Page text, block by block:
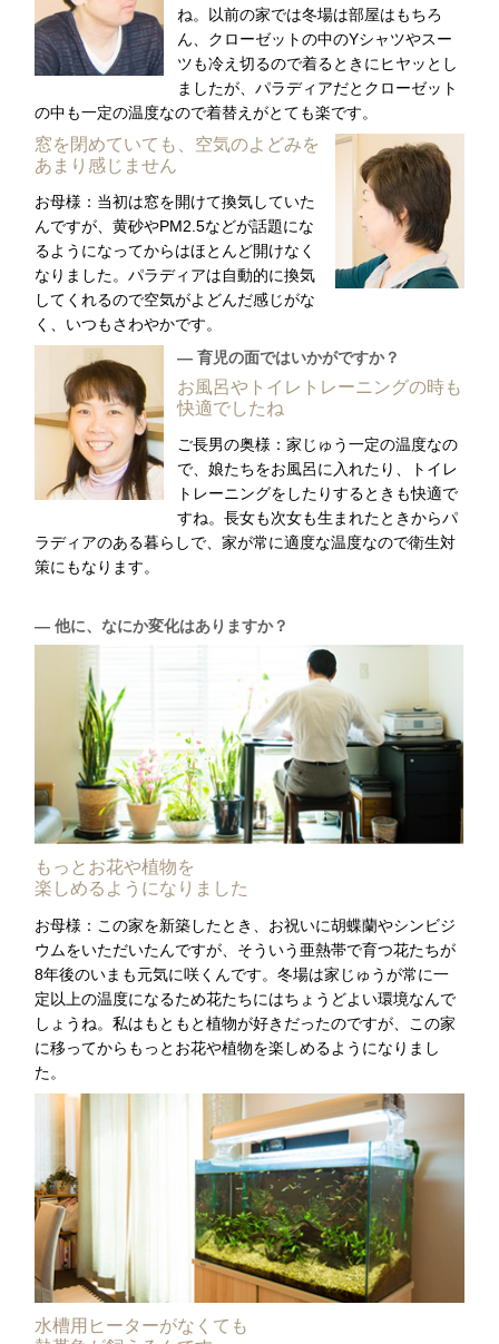
ね。以前の家では冬場は部屋はもちろ
ん、クローゼットの中のYシャツやスー
ツも冷え切るので着るときにヒヤッとし
ましたが、パラディアだとクローゼット
の中も一定の温度なので着替えがとても楽です。
窓を閉めていても、空気のよどみを
あまり感じません
お母様：当初は窓を開けて換気していた
んですが、黄砂やPM2.5などが話題にな
るようになってからはほとんど開けなく
なりました。パラディアは自動的に換気
してくれるので空気がよどんだ感じがな
く、いつもさわやかです。
― 育児の面ではいかがですか？
お風呂やトイレトレーニングの時も
快適でしたね
ご長男の奥様：家じゅう一定の温度なの
で、娘たちをお風呂に入れたり、トイレ
トレーニングをしたりするときも快適で
すね。長女も次女も生まれたときからパ
ラディアのある暮らしで、家が常に適度な温度なので衛生対
策にもなります。
― 他に、なにか変化はありますか？
もっとお花や植物を
楽しめるようになりました
お母様：この家を新築したとき、お祝いに胡蝶蘭やシンビジ
ウムをいただいたんですが、そういう亜熱帯で育つ花たちが
8年後のいまも元気に咲くんです。冬場は家じゅうが常に一
定以上の温度になるため花たちにはちょうどよい環境なんで
しょうね。私はもともと植物が好きだったのですが、この家
に移ってからもっとお花や植物を楽しめるようになりまし
た。
水槽用ヒーターがなくても